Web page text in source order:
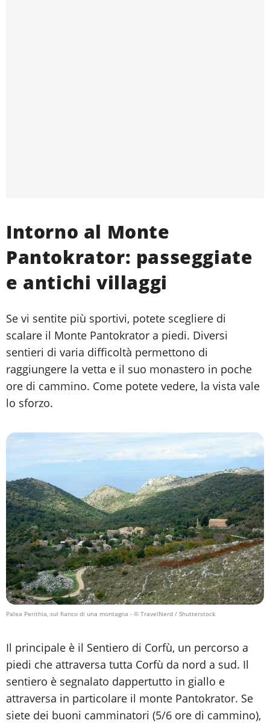
Intorno al Monte
Pantokrator: passeggiate
e antichi villaggi
Se vi sentite più sportivi, potete scegliere di
scalare il Monte Pantokrator a piedi. Diversi
sentieri di varia difficoltà permettono di
raggiungere la vetta e il suo monastero in poche
ore di cammino. Come potete vedere, la vista vale
lo sforzo.
Palea Perithia, sul fianco di una montagna - © TravelNerd / Shutterstock
Il principale è il Sentiero di Corfù, un percorso a
piedi che attraversa tutta Corfù da nord a sud. Il
sentiero è segnalato dappertutto in giallo e
attraversa in particolare il monte Pantokrator. Se
siete dei buoni camminatori (5/6 ore di cammino),